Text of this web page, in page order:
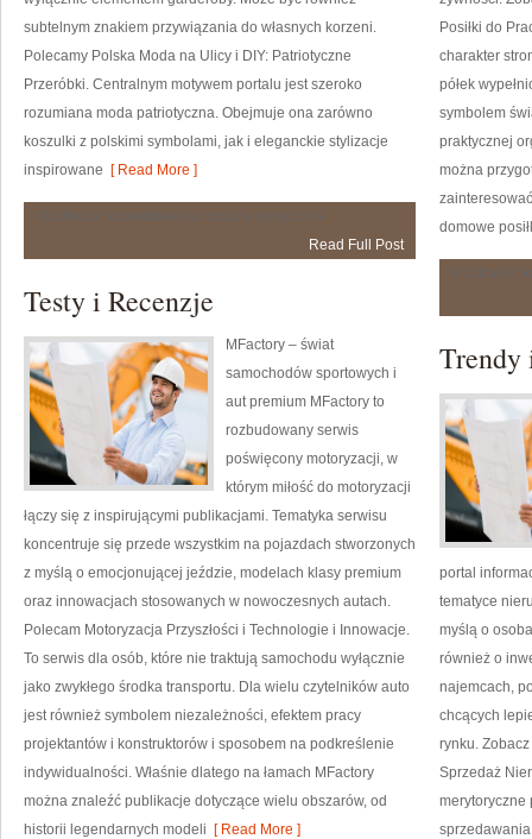
subtelnym znakiem przywiązania do własnych korzeni.
Polecamy Polska Moda na Ulicy i DIY: Patriotyczne
Przeróbki. Centralnym motywem portalu jest szeroko
rozumiana moda patriotyczna. Obejmuje ona zarówno
koszulki z polskimi symbolami, jak i eleganckie stylizacje
inspirowane [ Read More ]
Read Full Post
Posiłki do
charakter
półek
symbolem
praktycznej
można
domowe
Testy i Recenzje
MFactory – świat
samochodów sportowych i
aut premium MFactory to
rozbudowany serwis
poświęcony motoryzacji, w
którym miłość do motoryzacji
łączy się z inspirującymi publikacjami. Tematyka serwisu
koncentruje się przede wszystkim na pojazdach stworzonych
z myślą o emocjonującej jeździe, modelach klasy premium
oraz innowacjach stosowanych w nowoczesnych autach.
Polecam Motoryzacja Przyszłości i Technologie i Innowacje.
To serwis dla osób, które nie traktują samochodu wyłącznie
jako zwykłego środka transportu. Dla wielu czytelników auto
jest również symbolem niezależności, efektem pracy
projektantów i konstruktorów i sposobem na podkreślenie
indywidualności. Właśnie dlatego na łamach MFactory
można znaleźć publikacje dotyczące wielu obszarów, od
historii legendarnych modeli [ Read More ]
Trendy
portal
tematyce
myślą o
również o
najemcach,
chcących
rynku.
Sprzedaż
merytoryczne